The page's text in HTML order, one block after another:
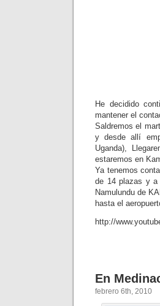
He decidido
mantener el
Saldremos el
y desde allí
Uganda),
estaremos en
Ya tenemos
de 14 plazas y a
Namulundu de
hasta el
http://
En
febrero 6th, 2010